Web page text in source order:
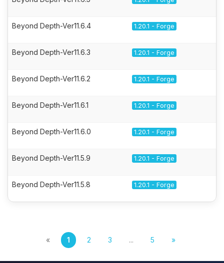
Beyond Depth-Ver11.6.4 1.20.1 - Forge
Beyond Depth-Ver11.6.3 1.20.1 - Forge
Beyond Depth-Ver11.6.2 1.20.1 - Forge
Beyond Depth-Ver11.6.1 1.20.1 - Forge
Beyond Depth-Ver11.6.0 1.20.1 - Forge
Beyond Depth-Ver11.5.9 1.20.1 - Forge
Beyond Depth-Ver11.5.8 1.20.1 - Forge
« 1 2 3 ... 5 »